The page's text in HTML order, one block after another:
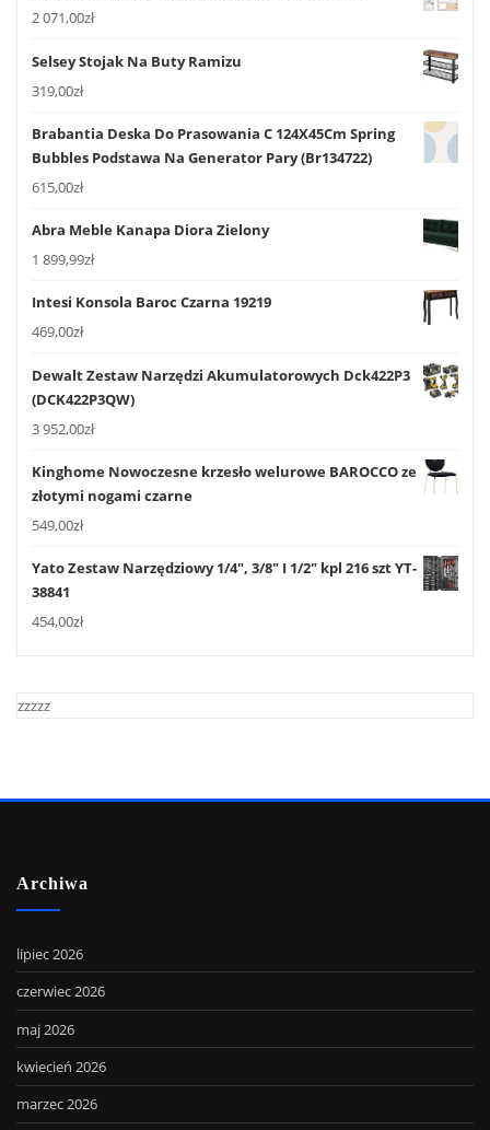
2 071,00zł
Selsey Stojak Na Buty Ramizu
319,00zł
Brabantia Deska Do Prasowania C 124X45Cm Spring
Bubbles Podstawa Na Generator Pary (Br134722)
615,00zł
Abra Meble Kanapa Diora Zielony
1 899,99zł
Intesi Konsola Baroc Czarna 19219
469,00zł
Dewalt Zestaw Narzędzi Akumulatorowych Dck422P3
(DCK422P3QW)
3 952,00zł
Kinghome Nowoczesne krzesło welurowe BAROCCO ze
złotymi nogami czarne
549,00zł
Yato Zestaw Narzędziowy 1/4", 3/8" I 1/2" kpl 216 szt YT-
38841
454,00zł
zzzzz
Archiwa
lipiec 2026
czerwiec 2026
maj 2026
kwiecień 2026
marzec 2026